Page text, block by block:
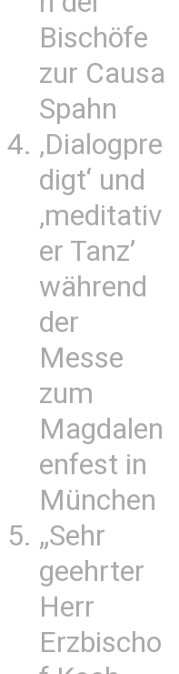
Bischöfe
zur Causa
Spahn
‚Dialogpre
digt‘ und
‚meditativ
er Tanz’
während
der
Messe
zum
Magdalen
enfest in
München
„Sehr
geehrter
Herr
Erzbischo